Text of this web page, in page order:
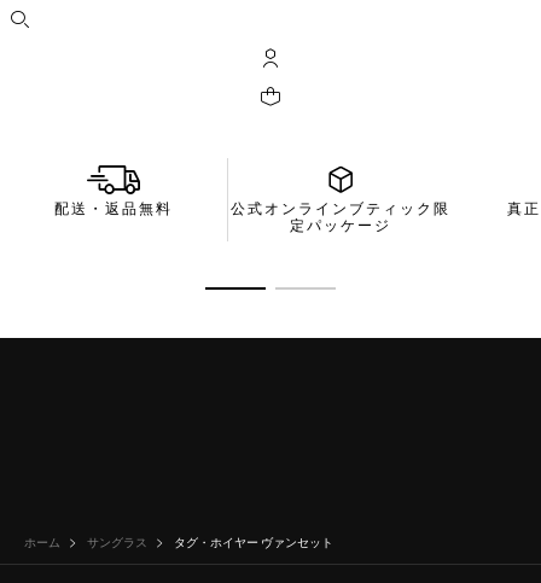
検索画面を開く
マイ タグ・ホイヤー アカウント
ショッピングバッグに0個の商品が入っ
配送・返品無料
公式オンラインブティック限
定パッケージ
真
ホーム サングラス タグ・ホイヤー ヴァンセット